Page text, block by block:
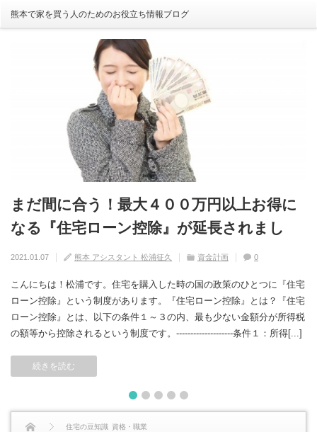
熊本で家を買う人のためのお役立ち情報ブログ
まだ間に合う！最大４００万円以上お得に
なる『住宅ローン控除』が延長されまし
た！
2021.01.07 熊本 アシスタント 松浦征久 資金計画 0
こんにちは！松浦です。住宅を購入した時の国の政策のひとつに『住宅
ローン控除』という制度があります。『住宅ローン控除』とは？『住宅
ローン控除』とは、以下の条件１～３の内、最も少ない金額分が所得税
の額等から控除されるという制度です。--------------------条件１：所得[...]
続きを読む
自分の家がいわゆる『欠陥住宅』ならない
ように気を付けるためには？
2020.09.17 熊本 アシスタント 松浦征久 住宅の豆知識 家づくり
建売住宅と注文住宅の寿命は違う！？
2020.08.29 熊本 アシスタント 松浦征久 住宅の豆知識 家づくり
住宅の中でも熱中症にかかる！？原因や対
策は？
2020.08.27
熊本 アシスタント 松浦征久
【火災保険】万が一の災害や事故の時にど
こまで補償されるの？
2020.07.11 熊本 アシスタント 松浦征久 住宅の豆知識
家づくり
1 2 3 4
住宅の豆知識 資格・職業